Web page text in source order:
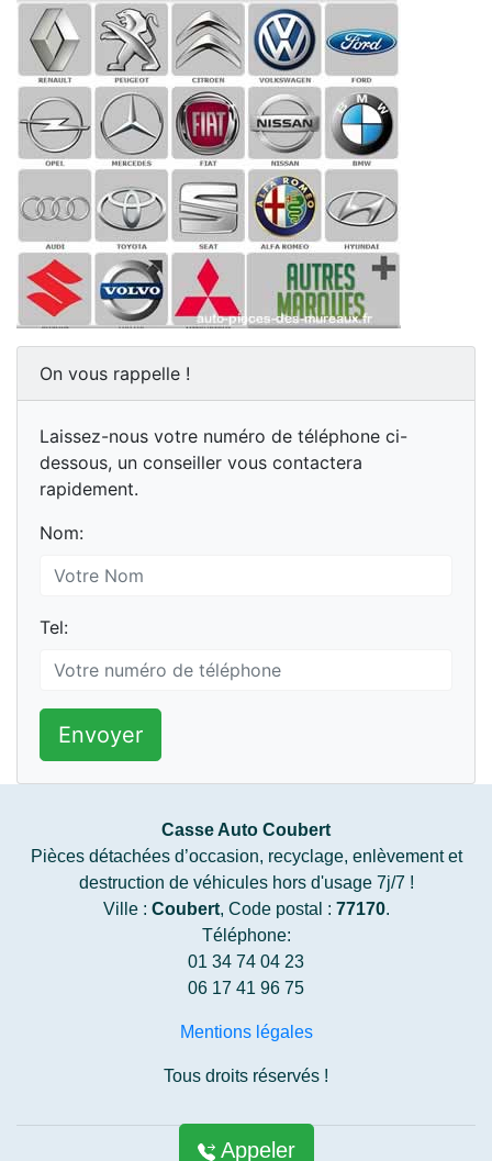
On vous rappelle !
Laissez-nous votre numéro de téléphone ci-
dessous, un conseiller vous contactera
rapidement.
Nom:
Tel:
Envoyer
Casse Auto Coubert
Pièces détachées d’occasion, recyclage, enlèvement et
destruction de véhicules hors d'usage 7j/7 !
Ville : Coubert, Code postal : 77170.
Téléphone:
01 34 74 04 23
06 17 41 96 75
Mentions légales
Tous droits réservés !
Appeler